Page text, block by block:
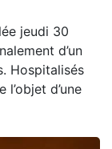
jeudi 30
d’un
Hospitalisés
d’une